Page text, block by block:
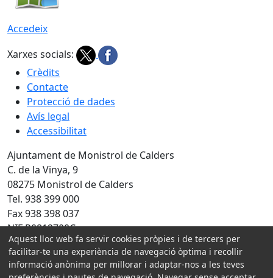
Accedeix
Xarxes socials:
Crèdits
Contacte
Protecció de dades
Avís legal
Accessibilitat
Ajuntament de Monistrol de Calders
C. de la Vinya, 9
08275 Monistrol de Calders
Tel. 938 399 000
Fax 938 398 037
NIF P0812700C
Amb la col·laboració de:
Aquest lloc web fa servir cookies pròpies i de tercers per
facilitar-te una experiència de navegació òptima i recollir
informació anònima per millorar i adaptar-nos a les teves